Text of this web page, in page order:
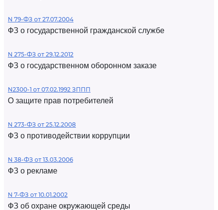
N 79-ФЗ от 27.07.2004
ФЗ о государственной гражданской службе
N 275-ФЗ от 29.12.2012
ФЗ о государственном оборонном заказе
N2300-1 от 07.02.1992 ЗППП
О защите прав потребителей
N 273-ФЗ от 25.12.2008
ФЗ о противодействии коррупции
N 38-ФЗ от 13.03.2006
ФЗ о рекламе
N 7-ФЗ от 10.01.2002
ФЗ об охране окружающей среды